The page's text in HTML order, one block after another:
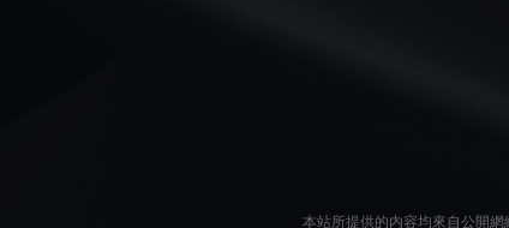
本站所提供的内容均來自公開